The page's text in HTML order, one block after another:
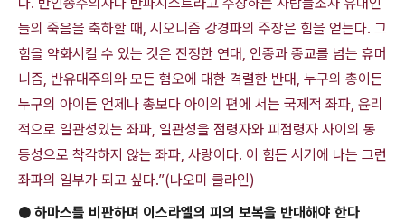
들의 죽음을 축하할 때, 시오니즘 강경파의 주장은 힘을 얻는다. 그
힘을 약화시킬 수 있는 것은 진정한 연대, 인종과 종교를 넘는 휴머
니즘, 반유대주의와 모든 혐오에 대한 격렬한 반대, 누구의 총이든
누구의 아이든 언제나 총보다 아이의 편에 서는 국제적 좌파, 윤리
적으로 일관성있는 좌파, 일관성을 점령자와 피점령자 사이의 동
등성으로 착각하지 않는 좌파, 사랑이다. 이 힘든 시기에 나는 그런
좌파의 일부가 되고 싶다.”(나오미 클라인)
● 하마스를 비판하며 이스라엘의 피의 보복을 반대해야 한다